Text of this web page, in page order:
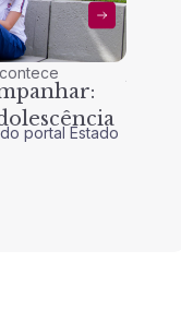
portal Estado